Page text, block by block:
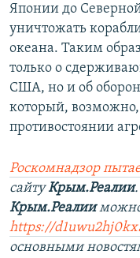
Японии до
уничтожать
океана. Таким
только о
США, но и об
который,
противостоянии
Роскомнадзор
сайтуКрым.Реалии
Крым.Реалии
https://
основными